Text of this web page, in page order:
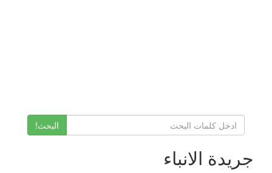
البحث!
جريدة اﻻنباء